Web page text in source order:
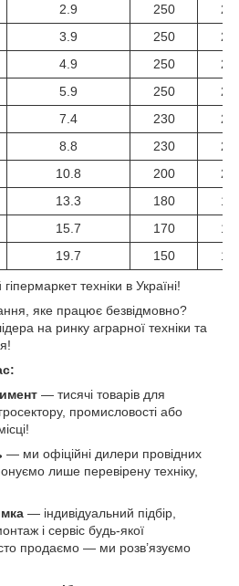
2.9 250
3.9 250
4.9 250
5.9 250
7.4 230
8.8 230
10.8 200
13.3 180
15.7 170
19.7 150
техніки в Україні!
яке працює безвідмовно?
на ринку аграрної техніки та
— тисячі товарів для
промисловості або
— ми офіційні дилери провідних
лише перевірену техніку,
— індивідуальний підбір,
і сервіс будь-якої
продаємо — ми розв’язуємо